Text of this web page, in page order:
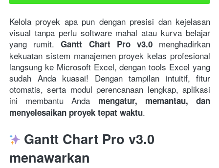
Kelola proyek apa pun dengan presisi dan kejelasan
visual tanpa perlu software mahal atau kurva belajar
yang rumit. Gantt Chart Pro v3.0 menghadirkan
kekuatan sistem manajemen proyek kelas profesional
langsung ke Microsoft Excel, dengan tools Excel yang
sudah Anda kuasai! Dengan tampilan intuitif, fitur
otomatis, serta modul perencanaan lengkap, aplikasi
ini membantu Anda mengatur, memantau, dan
menyelesaikan proyek tepat waktu.
Gantt Chart Pro v3.0
menawarkan